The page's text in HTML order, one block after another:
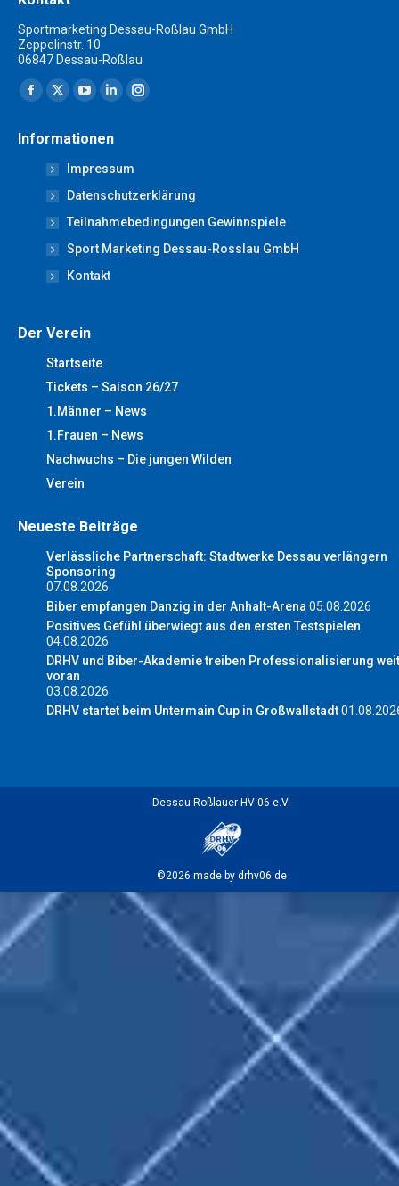
Sportmarketing Dessau-Roßlau GmbH
Zeppelinstr. 10
06847 Dessau-Roßlau
Finden Sie uns auf:
Facebook
opens
new
window
X
opens
in
new
window
YouTube
opens
in
new
window
Linkedin
opens
in
new
window
Instagram
new
window
Informationen
Impressum
Datenschutzerklärung
Teilnahmebedingungen Gewinnspiele
Sport Marketing Dessau-Rosslau GmbH
Kontakt
Der Verein
Startseite
Tickets – Saison 26/27
1.Männer – News
1.Frauen – News
Nachwuchs – Die jungen Wilden
Verein
Neueste Beiträge
Verlässliche Partnerschaft: Stadtwerke Dessau verlängern
Sponsoring
07.08.2026
Biber empfangen Danzig in der Anhalt-Arena05.08.2026
Positives Gefühl überwiegt aus den ersten Testspielen
04.08.2026
DRHV und Biber-Akademie treiben Professionalisierung
voran
03.08.2026
DRHV startet beim Untermain Cup in Großwallstadt
Dessau-Roßlauer HV 06 e.V.
©2026 made by drhv06.de